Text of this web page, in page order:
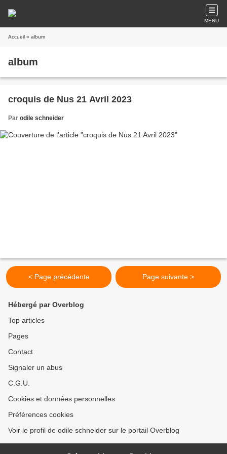
MENU
Accueil » album
album
croquis de Nus 21 Avril 2023
Par odile schneider
< Page précédente Page suivante >
Hébergé par Overblog
Top articles
Pages
Contact
Signaler un abus
C.G.U.
Cookies et données personnelles
Préférences cookies
Voir le profil de odile schneider sur le portail Overblog